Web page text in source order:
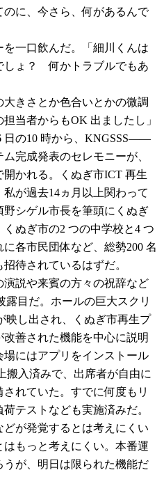
に、今さら、何があるんで
一口飲んだ。「細川くんは
しょ？ 何かトラブルでもあ
きさとか色合いとかの微調
当者からもOK 出ましたし」
日の10 時から、KNGSSS――
完成発表のセレモニーが、
かれる。くぬぎ市ICT 再生
が過去14ヵ月以上関わって
シゲル市長を筆頭にくぬぎ
ぬぎ市の2 つの中学校と4 つ
各市民団体など、総勢200 名
待されているはずだ。
説や来賓の方々の祝辞など
露目だ。ホールの巨大スクリ
映し出され、くぬぎ市再生プ
善された機能を中心に説明
にはアプリをインストール
搬入済みで、出席者が自由に
れていた。すでに何度もリ
テストなども実施済みだ。
が発覚するとは考えにくい
もっと考えにくい。本番運
が、明日は限られた機能だ